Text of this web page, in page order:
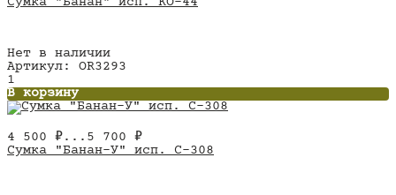
Сумка "Банан" исп. КО-44
Нет в наличии
Артикул: OR3293
1
В корзину
4 500 ₽ ... 5 700 ₽
Сумка "Банан-У" исп. С-308